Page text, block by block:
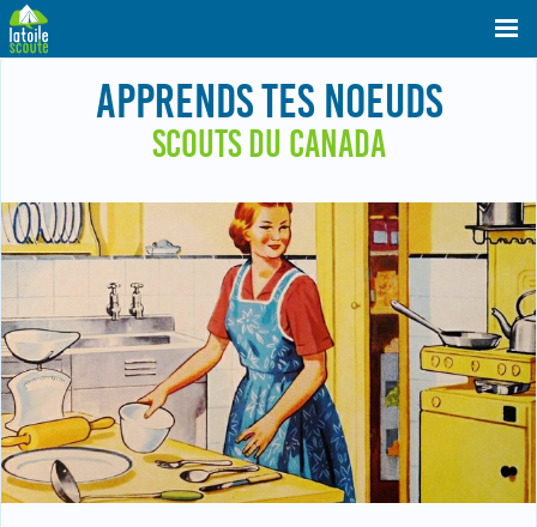
APPRENDS TES NOEUDS
SCOUTS DU CANADA